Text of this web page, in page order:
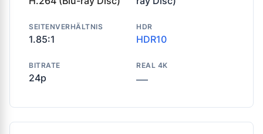
SEITENVERHÄLTNIS
1.85:1
HDR
HDR10
BITRATE
24p
REAL 4K
—